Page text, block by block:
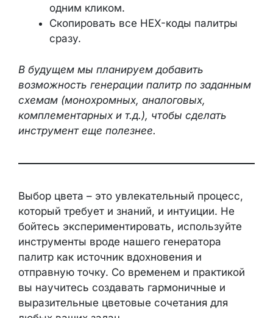
одним кликом.
Скопировать все HEX-коды палитры
сразу.
В будущем мы планируем добавить
возможность генерации палитр по заданным
схемам (монохромных, аналоговых,
комплементарных и т.д.), чтобы сделать
инструмент еще полезнее.
Выбор цвета – это увлекательный процесс,
который требует и знаний, и интуиции. Не
бойтесь экспериментировать, используйте
инструменты вроде нашего генератора
палитр как источник вдохновения и
отправную точку. Со временем и практикой
вы научитесь создавать гармоничные и
выразительные цветовые сочетания для